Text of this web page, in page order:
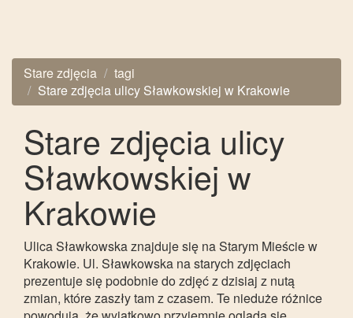
Stare zdjęcia
tagi
Stare zdjęcia ulicy Sławkowskiej w Krakowie
Stare zdjęcia ulicy
Sławkowskiej w
Krakowie
Ulica Sławkowska znajduje się na Starym Mieście w
Krakowie. Ul. Sławkowska na starych zdjęciach
prezentuje się podobnie do zdjęć z dzisiaj z nutą
zmian, które zaszły tam z czasem. Te nieduże różnice